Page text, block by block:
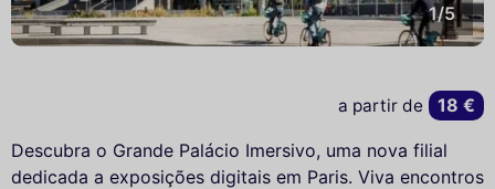
1/5
Descubra o Grande Palácio Imersivo, uma nova filial
dedicada a exposições digitais em Paris. Viva encontros
a partir de 18 €